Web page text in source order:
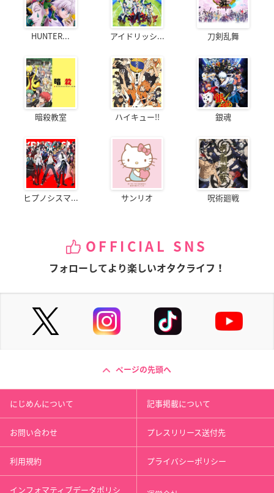
HUNTER... アイドリッシ... 刀剣乱舞
暗殺教室 ハイキュー!! 銀魂
ヒプノシスマ... サンリオ 呪術廻戦
OFFICIAL SNS
フォローしてより楽しいオタクライフ！
ページの先頭へ
にじめんについて 記事掲載について
お問い合わせ プレスリリース送付先
利用規約 プライバシーポリシー
インフォマティブデータポリシ